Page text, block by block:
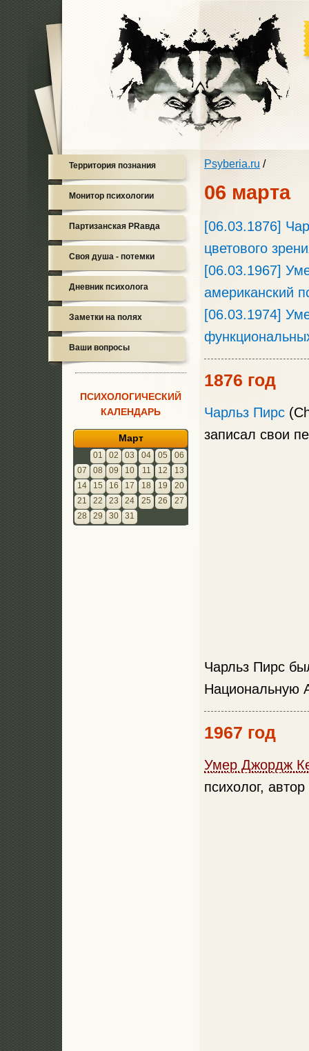
Территория познания
Монитор психологии
Партизанская PRавда
Своя душа - потемки
Дневник психолога
Заметки на полях
Ваши вопросы
ПСИХОЛОГИЧЕСКИЙ
КАЛЕНДАРЬ
Март
01 02 03 04 05
06
07
08 09 10 11 12
13
14
15 16 17 18 19
20
21
22 23 24 25 26
27
28
29 30 31
Psyberia.ru /
06 марта
[06.03.1876]
цветового
[06.03.1967]
американский
[06.03.1974]
1876 год
Чарльз Пирс
записал свои
Чарльз Пирс
Национальную
1967 год
Умер Джордж
психолог,